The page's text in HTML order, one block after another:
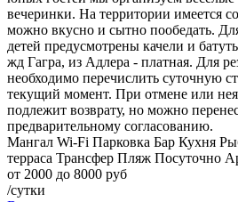
вечеринки. На территории имеется
можно вкусно и сытно пообедать.
детей предусмотрены качели и
жд Гагра, из Адлера - платная. Для
необходимо перечислить суточную
текущий момент. При отмене или
подлежит возврату, но можно
предварительному согласованию.
Мангал Wi-Fi Парковка Бар Кухня
терраса Трансфер Пляж Посуточно
от 2000 до 8000 руб
/сутки